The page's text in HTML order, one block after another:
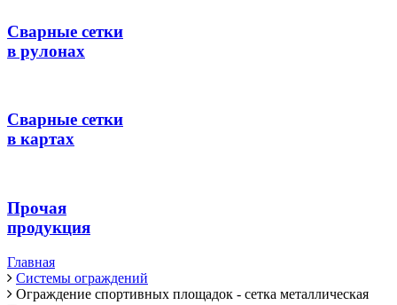
Сварные сетки
в рулонах
Сварные сетки
в картах
Прочая
продукция
Главная
Системы ограждений
Ограждение спортивных площадок - сетка металлическая